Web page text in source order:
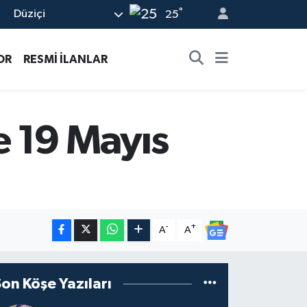
Düziçi 25°
RESMİ İLANLAR
Mayıs
A- A+
Köşe Yazıları